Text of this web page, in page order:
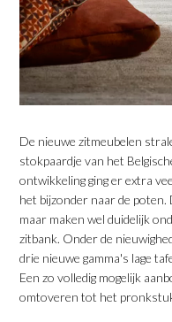
De nieuwe zitmeubelen
stokpaardje van het
ontwikkeling ging er extra
het bijzonder naar de poten.
maar maken wel duidelijk
zitbank. Onder de
drie nieuwe gamma's lage
Een zo volledig mogelijk
omtoveren tot het